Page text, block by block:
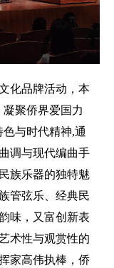
化品牌活动，本
聚侨界爱国力
与时代精神,通
调与现代编曲手
族乐器的独特魅
管弦乐、经典民
味，又富创新表
术性与观赏性的
家高伟执棒，侨